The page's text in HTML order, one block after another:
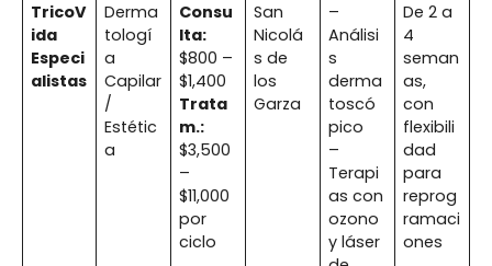
TricoV
ida
Especi
alistas
Derma
tologí
a
Capilar
/
Estétic
a
Consu
lta:
$800 –
$1,400
Trata
m.:
$3,500
–
$11,000
por
ciclo
San
Nicolá
s de
los
Garza
–
Análisi
s
derma
toscó
pico
–
Terapi
as con
ozono
y láser
De 2 a
4
seman
as,
con
flexibili
dad
para
reprog
ramaci
ones